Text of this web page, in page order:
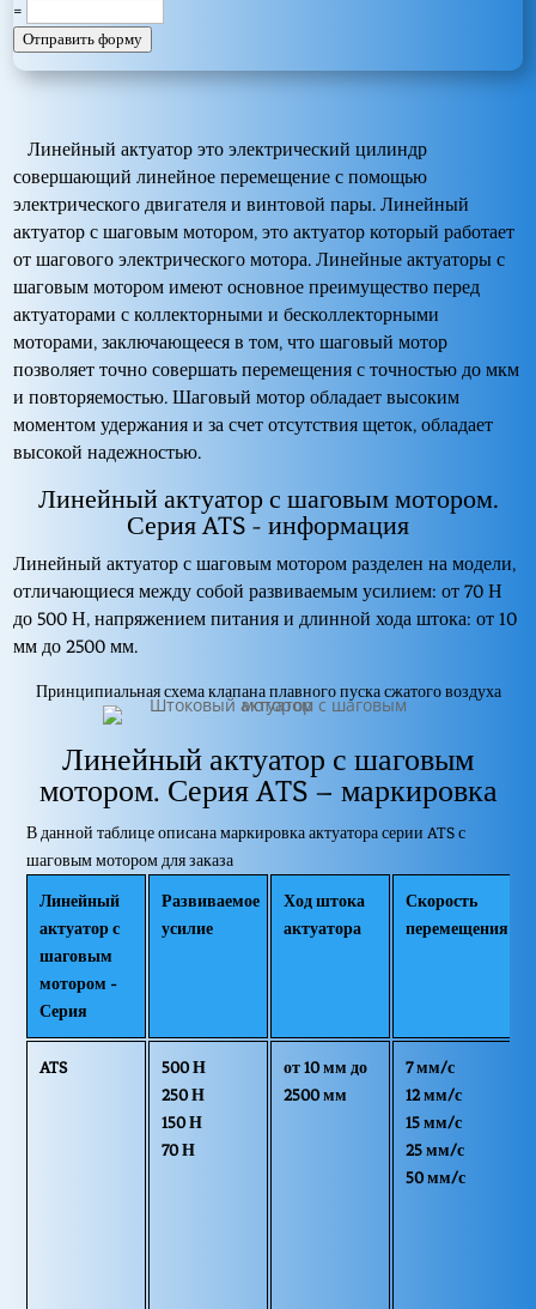
=
Отправить форму
Линейный актуатор это электрический цилиндр
совершающий линейное перемещение с помощью
электрического двигателя и винтовой пары. Линейный
актуатор с шаговым мотором, это актуатор который работает
от шагового электрического мотора. Линейные актуаторы с
шаговым мотором имеют основное преимущество перед
актуаторами с коллекторными и бесколлекторными
моторами, заключающееся в том, что шаговый мотор
позволяет точно совершать перемещения с точностью до мкм
и повторяемостью. Шаговый мотор обладает высоким
моментом удержания и за счет отсутствия щеток, обладает
высокой надежностью.
Линейный актуатор с шаговым мотором.
Серия ATS - информация
Линейный актуатор с шаговым мотором разделен на модели,
отличающиеся между собой развиваемым усилием: от 70 Н
до 500 Н, напряжением питания и длинной хода штока: от 10
мм до 2500 мм.
Принципиальная схема клапана плавного пуска сжатого воздуха
Линейный актуатор с шаговым
мотором. Серия ATS – маркировка
В данной таблице описана маркировка актуатора серии ATS с
шаговым мотором для заказа
Линейный
актуатор с
шаговым
мотором -
Серия
Развиваемое
усилие
Ход штока
актуатора
Скорость
перемещения
ATS
500 Н
250 Н
150 Н
70 Н
от 10 мм до
2500 мм
7 мм/с
12 мм/с
15 мм/с
25 мм/с
50 мм/с